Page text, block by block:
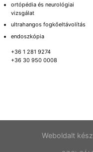
ortópédia és neurológiai
vizsgálat
ultrahangos fogkőeltávolítás
endoszkópia
+36 1 281 9274
+36 30 950 0008
Weboldalt